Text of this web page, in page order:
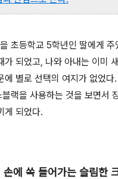
초등학교 5학년인 딸에게 주
가 되었고, 나와 아내는 이미
에 별로 선택의 여지가 없었
랙을 사용하는 것을 보면서
게 되었다.
손에 쏙 들어가는 슬림한